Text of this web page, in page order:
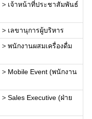
> เจ้าหน้าที่ประชาสัมพันธ์
> เลขานุการผู้บริหาร
> พนักงานผสมเครื่องดื่ม
> Mobile Event (พนักงาน
> Sales Executive (ฝ่าย